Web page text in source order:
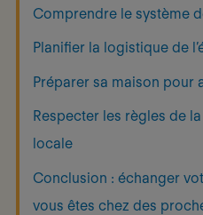
Comprendre le système
Planifier la logistique de
Préparer sa maison pour
Respecter les règles de
locale
Conclusion : échanger
vous êtes chez des